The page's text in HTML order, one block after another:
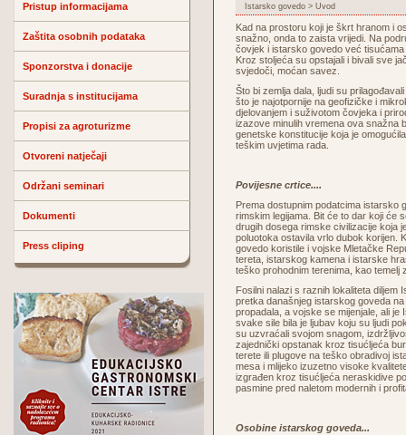
Pristup informacijama
Zaštita osobnih podataka
Sponzorstva i donacije
Suradnja s institucijama
Propisi za agroturizme
Otvoreni natječaji
Održani seminari
Dokumenti
Press cliping
Istarsko govedo > Uvod
Kad na prostoru koji je škrt hranom i
snažno, onda to zaista vrijedi. Na
čovjek i istarsko govedo već
Kroz stoljeća su opstajali i bivali sve
svjedoči, moćan savez.
Što bi zemlja dala, ljudi su
što je najotpornije na geofizičke i
djelovanjem i suživotom čovjeka i
izazove minulih vremena ova snažna
genetske konstitucije koja je
teškim uvjetima rada.
Povijesne crtice....
Prema dostupnim podatcima istarsko
rimskim legijama. Bit će to dar koji će
drugih dosega rimske civilizacije koja
poluotoka ostavila vrlo dubok korijen.
govedo koristile i vojske Mletačke
tereta, istarskog kamena i istarske
teško prohodnim terenima, kao temelj
Fosilni nalazi s raznih lokaliteta diljem
pretka današnjeg istarskog goveda
propadala, a vojske se mijenjale, ali
svake sile bila je ljubav koju su ljudi
su uzvraćali svojom snagom,
zajednički opstanak kroz tisućljeća
terete ili plugove na teško obradivoj
mesa i mlijeko izuzetno visoke
izgrađen kroz tisućljeća neraskidive
pasmine pred naletom modernih i
Osobine istarskog goveda...